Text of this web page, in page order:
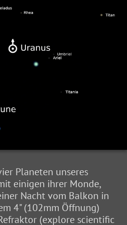
Planeten unseres
einigen ihrer Monde,
Nacht vom Balkon in
4" (102mm Öffnung)
(explore scientific